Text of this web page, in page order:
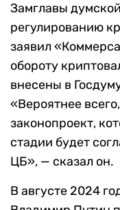
Замглавы
регулированию
заявил
обороту
внесены в
«Вероятнее
законопроект,
стадии будет
ЦБ», — сказал он.
В августе 2024